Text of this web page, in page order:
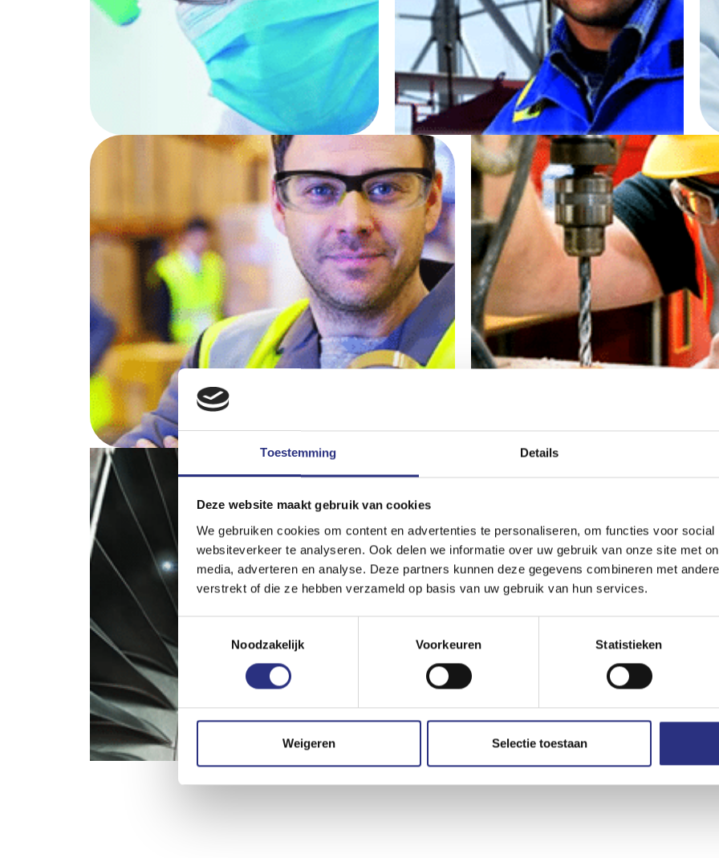
Toestemming Details
Deze website maakt gebruik van cookies
We gebruiken cookies om content en advertenties te personaliseren, om functies voor
websiteverkeer te analyseren. Ook delen we informatie over uw gebruik van onze site met
media, adverteren en analyse. Deze partners kunnen deze gegevens combineren met
verstrekt of die ze hebben verzameld op basis van uw gebruik van hun services.
Noodzakelijk
Voorkeuren Statistieken
Weigeren Selectie toestaan